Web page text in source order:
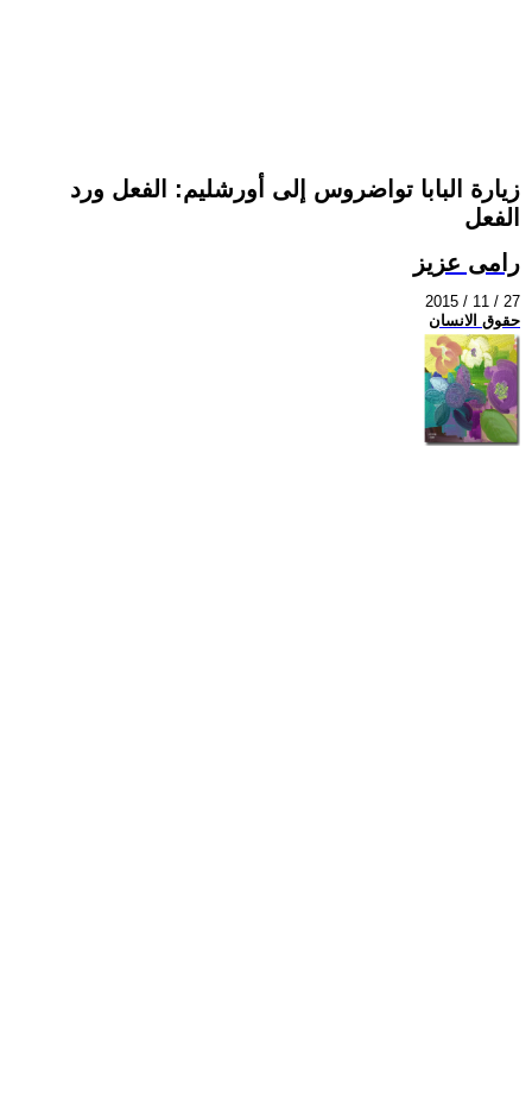
زيارة البابا تواضروس إلى أورشليم: الفعل ورد
الفعل
رامى عزيز
2015 / 11 / 27
حقوق الانسان